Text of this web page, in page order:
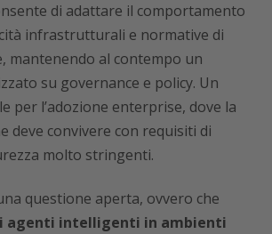
di adattare il comportamento
infrastrutturali e normative di
mantenendo al contempo un
su governance e policy. Un
per l’adozione enterprise, dove la
deve convivere con requisiti di
molto stringenti.
questione aperta, ovvero che
agenti intelligenti in ambienti